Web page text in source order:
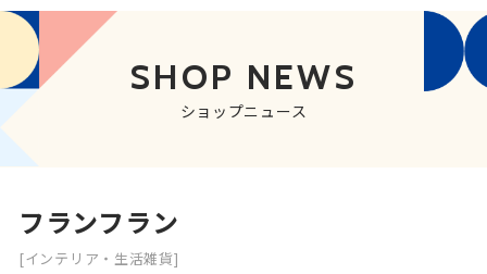
SHOP NEWS
ショップニュース
フランフラン
[インテリア・生活雑貨]